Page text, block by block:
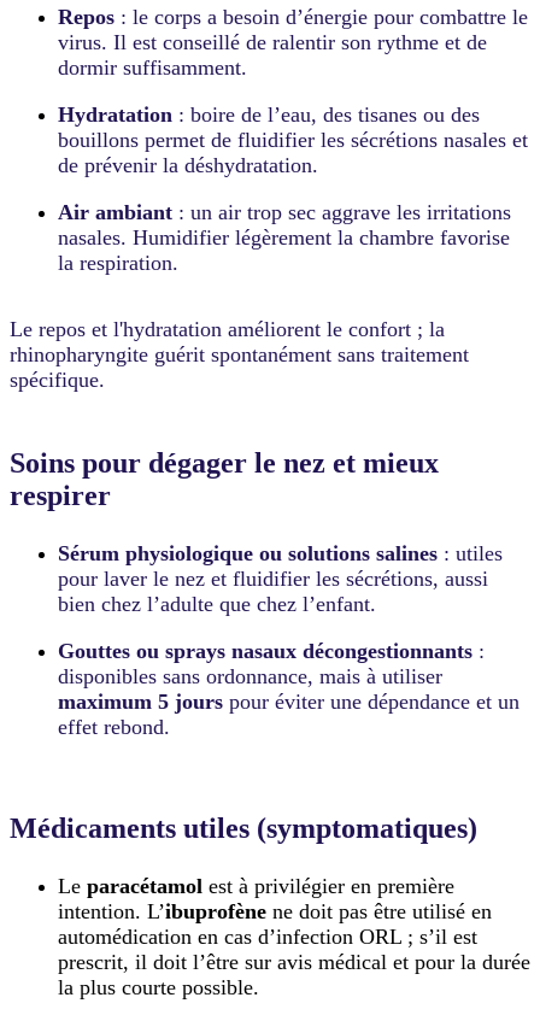
Repos : le corps a besoin d’énergie pour combattre le
virus. Il est conseillé de ralentir son rythme et de
dormir suffisamment.
Hydratation : boire de l’eau, des tisanes ou des
bouillons permet de fluidifier les sécrétions nasales et
de prévenir la déshydratation.
Air ambiant : un air trop sec aggrave les irritations
nasales. Humidifier légèrement la chambre favorise
la respiration.
Le repos et l'hydratation améliorent le confort ; la
rhinopharyngite guérit spontanément sans traitement
spécifique.
Soins pour dégager le nez et mieux
respirer
Sérum physiologique ou solutions salines : utiles
pour laver le nez et fluidifier les sécrétions, aussi
bien chez l’adulte que chez l’enfant.
Gouttes ou sprays nasaux décongestionnants :
disponibles sans ordonnance, mais à utiliser
maximum 5 jours pour éviter une dépendance et un
effet rebond.
Médicaments utiles (symptomatiques)
Le paracétamol est à privilégier en première
intention. L’ibuprofène ne doit pas être utilisé en
automédication en cas d’infection ORL ; s’il est
prescrit, il doit l’être sur avis médical et pour la durée
la plus courte possible.